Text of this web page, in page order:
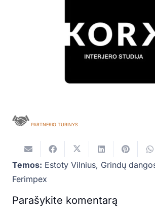
PARTNERIO TURINYS
Temos: Estoty Vilnius, Grindų
Ferimpex
Parašykite komentarą